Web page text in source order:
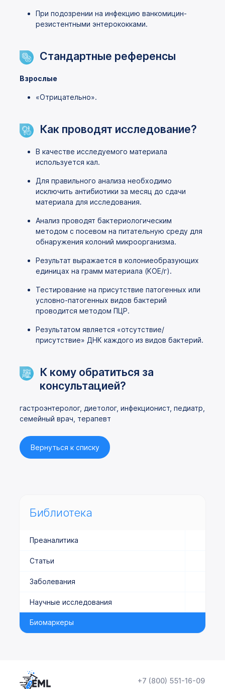
При подозрении на инфекцию ванкомицин-
резистентными энтерококками.
Стандартные референсы
Взрослые
«Отрицательно».
Как проводят исследование?
В качестве исследуемого материала
используется кал.
Для правильного анализа необходимо
исключить антибиотики за месяц до сдачи
материала для исследования.
Анализ проводят бактериологическим
методом с посевом на питательную среду для
обнаружения колоний микроорганизма.
Результат выражается в колониеобразующих
единицах на грамм материала (KOЕ/г).
Тестирование на присутствие патогенных или
условно-патогенных видов бактерий
проводится методом ПЦР.
Результатом является «отсутствие/
присутствие» ДНК каждого из видов бактерий.
К кому обратиться за
консультацией?
гастроэнтеролог, диетолог, инфекционист, педиатр,
семейный врач, терапевт
Вернуться к списку
Библиотека
Преаналитика
Статьи
Заболевания
Научные исследования
Биомаркеры
+7 (800) 551-16-09